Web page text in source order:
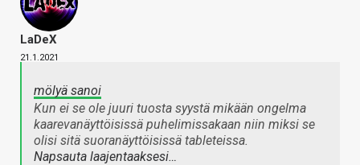
LaDeX
21.1.2021
mölyä sanoi
Kun ei se ole juuri tuosta syystä mikään ongelma
kaarevanäyttöisissä puhelimissakaan niin miksi se
olisi sitä suoranäyttöisissä tableteissa.
Napsauta laajentaaksesi…